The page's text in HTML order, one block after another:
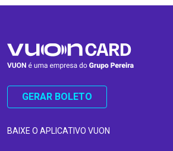
GERAR BOLETO
BAIXE O APLICATIVO VUON